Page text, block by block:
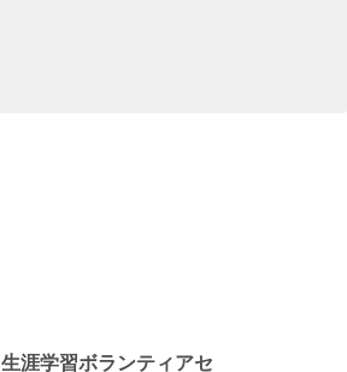
生涯学習ボランティアセ